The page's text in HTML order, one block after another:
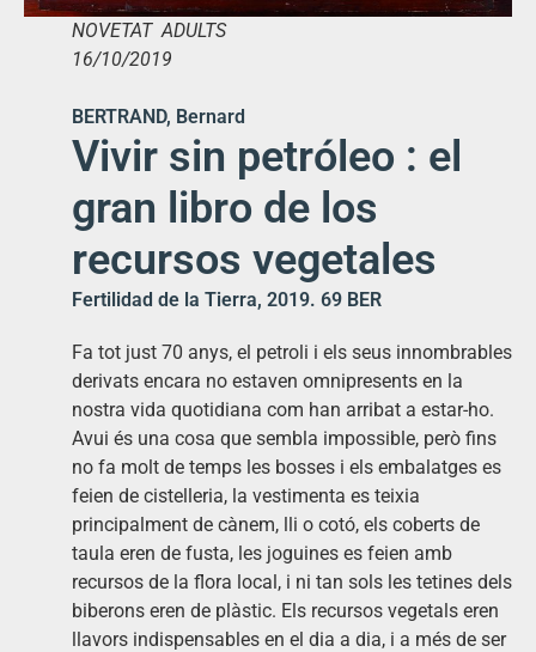
NOVETAT ADULTS
16/10/2019
BERTRAND, Bernard
Vivir sin petróleo : el
gran libro de los
recursos vegetales
Fertilidad de la Tierra, 2019. 69 BER
Fa tot just 70 anys, el petroli i els seus innombrables
derivats encara no estaven omnipresents en la
nostra vida quotidiana com han arribat a estar-ho.
Avui és una cosa que sembla impossible, però fins
no fa molt de temps les bosses i els embalatges es
feien de cistelleria, la vestimenta es teixia
principalment de cànem, lli o cotó, els coberts de
taula eren de fusta, les joguines es feien amb
recursos de la flora local, i ni tan sols les tetines dels
biberons eren de plàstic. Els recursos vegetals eren
llavors indispensables en el dia a dia, i a més de ser